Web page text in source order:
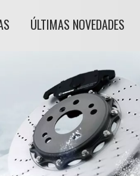
ÚLTIMAS NOVEDADES